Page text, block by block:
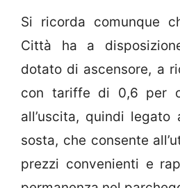
Si ricorda comunque
Città ha a
dotato di ascensore, a
con tariffe di 0,6 per
all’uscita, quindi
sosta, che consente
prezzi convenienti e